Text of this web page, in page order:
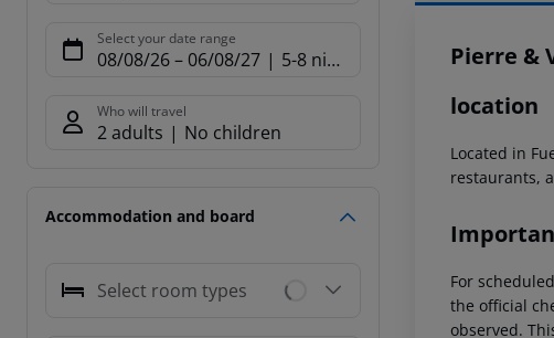
Select your date range
08/08/26– 06/08/27 5-8 nights
Who will travel
2 adults No children
Accommodation and board
Select room types
Offer
Pierre &
location
Located in
restaurants,
For
the official
observed.